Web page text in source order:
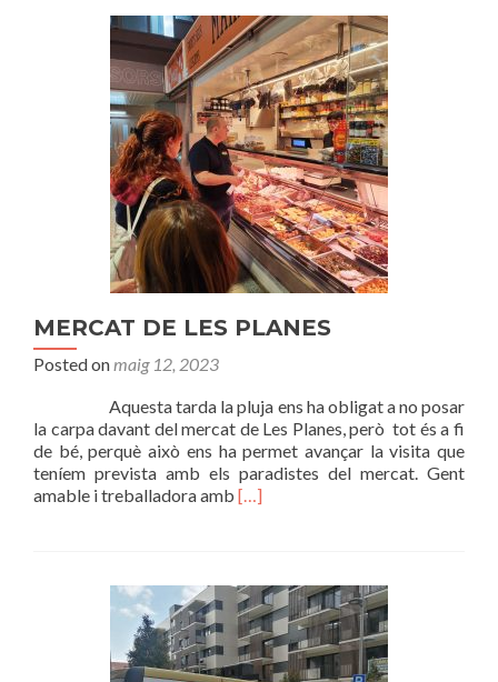
MERCAT DE LES PLANES
Posted onmaig 12, 2023
Aquesta tarda la pluja ens ha obligat a no posar
la carpa davant del mercat de Les Planes, però tot és a fi
de bé, perquè això ens ha permet avançar la visita que
teníem prevista amb els paradistes del mercat. Gent
amable i treballadora amb Read
DE
LES
PLANES
[…]